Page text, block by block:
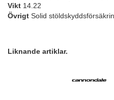
Vikt 14.22
Övrigt Solid
Liknande artiklar.